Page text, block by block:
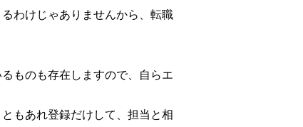
わけじゃありませんから、転職
ものも存在しますので、自らエ
もあれ登録だけして、担当と相